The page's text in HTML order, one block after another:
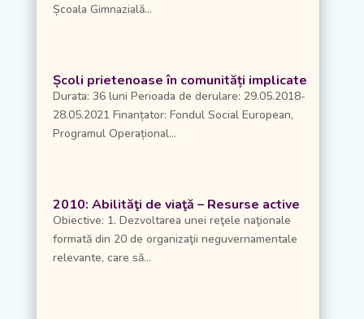
Școala Gimnazială...
Școli prietenoase în comunități implicate
Durata: 36 luni Perioada de derulare: 29.05.2018-
28.05.2021 Finanțator: Fondul Social European,
Programul Operațional...
2010: Abilităţi de viaţă – Resurse active
Obiective: 1. Dezvoltarea unei reţele naţionale
formată din 20 de organizaţii neguvernamentale
relevante, care să...